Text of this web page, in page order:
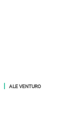
ALE VENTURO